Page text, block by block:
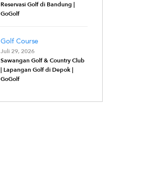
Reservasi Golf di Bandung |
GoGolf
Golf Course
Juli 29, 2026
Sawangan Golf & Country Club
| Lapangan Golf di Depok |
GoGolf